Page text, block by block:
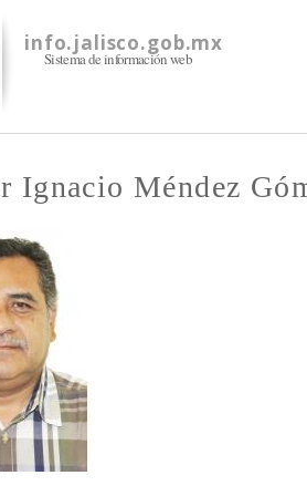
info.jalisco.gob.mx
Sistema de información web
aquí
Ignacio Méndez